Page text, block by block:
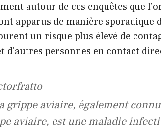
autour de ces enquêtes que
apparus de manière sporadique
un risque plus élevé de
d'autres personnes en contact
grippe aviaire, également
aviaire, est une maladie